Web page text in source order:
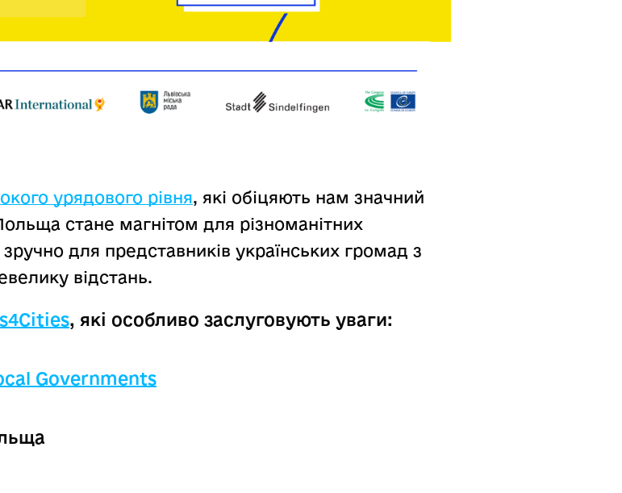
урядового рівня, які обіцяють нам значний
стане магнітом для різноманітних
для представників українських громад з
відстань.
, які особливо заслуговують уваги:
Governments